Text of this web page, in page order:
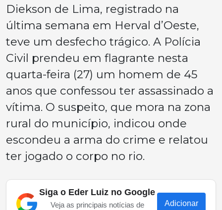
Diekson de Lima, registrado na
última semana em Herval d’Oeste,
teve um desfecho trágico. A Polícia
Civil prendeu em flagrante nesta
quarta-feira (27) um homem de 45
anos que confessou ter assassinado a
vítima. O suspeito, que mora na zona
rural do município, indicou onde
escondeu a arma do crime e relatou
ter jogado o corpo no rio.
Siga o Eder Luiz no Google
Veja as principais notícias de
Adicionar